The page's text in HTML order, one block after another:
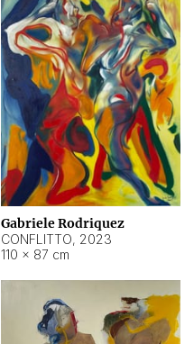
Gabriele Rodriquez
CONFLITTO, 2023
110 × 87 cm